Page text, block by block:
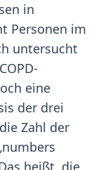
in
Personen im
untersucht
eine
der drei
Zahl der
heißt, die